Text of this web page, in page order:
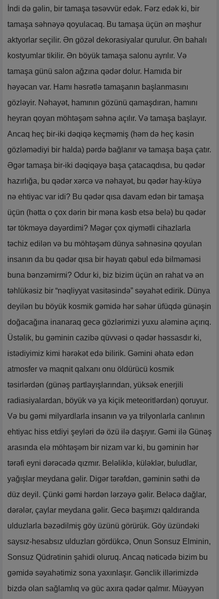
İndi də gəlin, bir tamaşa təsəvvür edək. Fərz edək ki, bir
tamaşa səhnəyə qoyulacaq. Bu tamaşa üçün ən məşhur
aktyorlar seçilir. Ən gözəl dekorasiyalar qurulur. Ən bahalı
kostyumlar tikilir. Ən böyük tamaşa salonu ayrılır. Və
tamaşa günü salon ağzına qədər dolur. Hamıda bir
həyəcan var. Hamı həsrətlə tamaşanın başlanmasını
gözləyir. Nəhayət, hamının gözünü qamaşdıran, hamını
heyran qoyan möhtəşəm səhnə açılır. Və tamaşa başlayır.
Ancaq heç bir-iki dəqiqə keçməmiş (həm də heç kəsin
gözləmədiyi bir halda) pərdə bağlanır və tamaşa başa çatır.
Əgər tamaşa bir-iki dəqiqəyə başa çatacaqdısa, bu qədər
hazırlığa, bu qədər xərcə və nəhayət, bu qədər hay-küyə
nə ehtiyac var idi? Bu qədər qısa davam edən bir tamaşa
üçün (hətta o çox dərin bir məna kəsb etsə belə) bu qədər
tər tökməyə dəyərdimi? Məgər çox qiymətli cihazlarla
təchiz edilən və bu möhtəşəm dünya səhnəsinə qoyulan
insanın da bu qədər qısa bir həyatı qəbul edə bilməməsi
buna bənzəmirmi? Odur ki, biz bizim üçün ən rahat və ən
təhlükəsiz bir “nəqliyyat vasitəsində” səyahət edirik. Dünya
deyilən bu böyük kosmik gəmidə hər səhər üfüqdə günəşin
doğacağına inanaraq gecə gözlərimizi yuxu aləminə açırıq.
Üstəlik, bu gəminin cazibə qüvvəsi o qədər həssasdır ki,
istədiyimiz kimi hərəkət edə bilirik. Gəmini əhatə edən
atmosfer və maqnit qalxanı onu öldürücü kosmik
təsirlərdən (günəş partlayışlarından, yüksək enerjili
radiasiyalardan, böyük və ya kiçik meteoritlərdən) qoruyur.
Və bu gəmi milyardlarla insanın və ya trilyonlarla canlının
ehtiyac hiss etdiyi şeyləri də özü ilə daşıyır. Gəmi ilə Günəş
arasında elə möhtəşəm bir nizam var ki, bu gəminin hər
tərəfi eyni dərəcədə qızmır. Beləliklə, küləklər, buludlar,
yağışlar meydana gəlir. Digər tərəfdən, gəminin səthi də
düz deyil. Çünki gəmi hərdən lərzəyə gəlir. Beləcə dağlar,
dərələr, çaylar meydana gəlir. Gecə başımızı qaldıranda
ulduzlarla bəzədilmiş göy üzünü görürük. Göy üzündəki
saysız-hesabsız ulduzları gördükcə, Onun Sonsuz Elminin,
Sonsuz Qüdrətinin şahidi oluruq. Ancaq nəticədə bizim bu
gəmidə səyahətimiz sona yaxınlaşır. Gənclik illərimizdə
bizdə olan sağlamlıq və güc axıra qədər qalmır. Müəyyən